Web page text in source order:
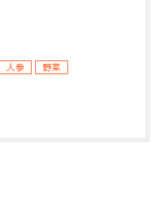
人参 野菜